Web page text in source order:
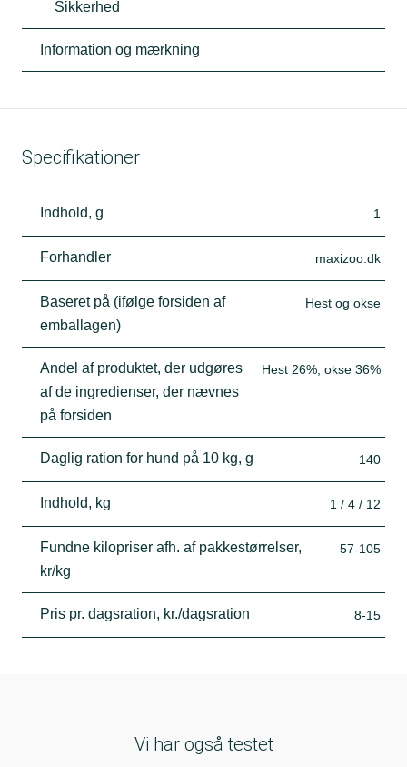
Sikkerhed
Information og mærkning
Specifikationer
Indhold, g 1
Forhandler maxizoo.dk
Baseret på (ifølge forsiden af
emballagen)
Hest og okse
Andel af produktet, der udgøres
af de ingredienser, der nævnes
på forsiden
Hest 26%, okse 36%
Daglig ration for hund på 10 kg, g 140
Indhold, kg 1 / 4 / 12
Fundne kilopriser afh. af pakkestørrelser,
kr/kg
57-105
Pris pr. dagsration, kr./dagsration 8-15
Vi har også testet